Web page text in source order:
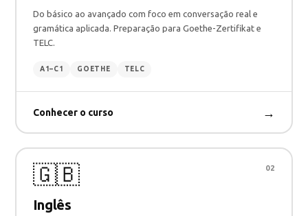
Do básico ao avançado com foco em conversação real e
gramática aplicada. Preparação para Goethe-Zertifikat e
TELC.
A1–C1 GOETHE TELC
Conhecer o curso →
🇬🇧 02
Inglês